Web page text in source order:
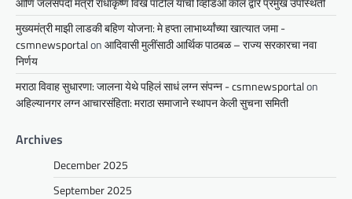
मुख्यमंत्री माझी लाडकी बहिण योजना: मे हप्ता लाभार्थ्यांच्या खात्यात जमा -
csmnewsportalonआदिवासी मुलींसाठी आर्थिक पाठबळ – राज्य सरकारचा नवा
निर्णय
मराठा विवाह सुधारणा: जालना येथे पहिलं साधं लग्न संपन्न - csmnewsportalon
अहिल्यानगर लग्न आचारसंहिता: मराठा समाजाने स्थापन केली सुचना समिती
Archives
December 2025
September 2025